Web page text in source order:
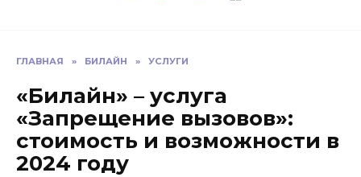
ГЛАВНАЯ » БИЛАЙН » УСЛУГИ
«Билайн» – услуга
«Запрещение вызовов»:
стоимость и возможности в
2024 году